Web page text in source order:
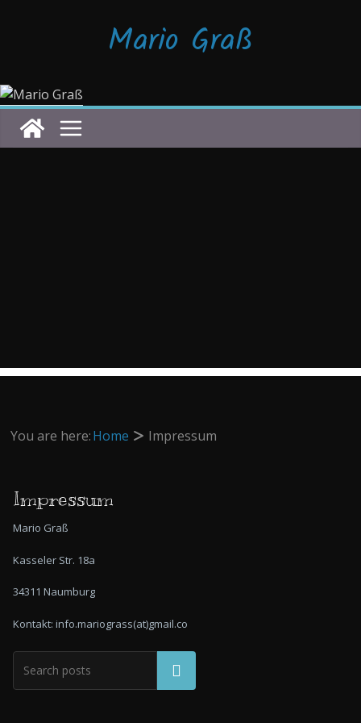
Mario Graß
You are here:Home Impressum
Impressum
Mario Graß
Kasseler Str. 18a
34311 Naumburg
Kontakt: info.mariograss(at)gmail.co
Suchen